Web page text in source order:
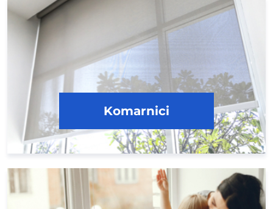
Komarnici